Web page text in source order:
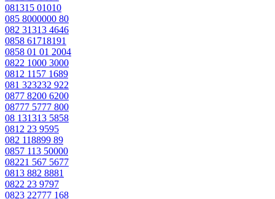
081315 01010
085 8000000 80
082 31313 4646
0858 61718191
0858 01 01 2004
0822 1000 3000
0812 1157 1689
081 323232 922
0877 8200 6200
08777 5777 800
08 131313 5858
0812 23 9595
082 118899 89
0857 113 50000
08221 567 5677
0813 882 8881
0822 23 9797
0823 22777 168